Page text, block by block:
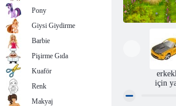
için
Pony
Giysi Giydirme
Barbie
Pişirme Gıda
Kuaför
Renk
Makyaj